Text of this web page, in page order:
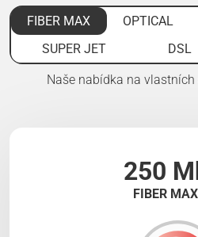
FIBER MAX OPTICAL
SUPER JET
DSL
Naše nabídka na
250
FIBER